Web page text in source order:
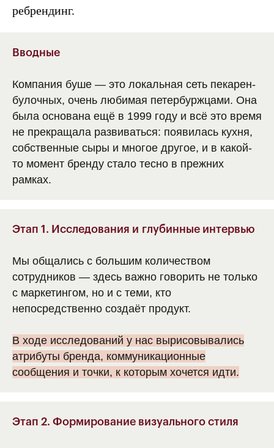
ребрендинг.
Вводные
Компания буше — это локальная сеть пекарен-
булочных, очень любимая петербуржцами. Она
была основана ещё в 1999 году и всё это время
не прекращала развиваться: появилась кухня,
собственные сыры и многое другое, и в какой-
то момент бренду стало тесно в прежних
рамках.
Этап 1. Исследования и глубинные интервью
Мы общались с большим количеством
сотрудников — здесь важно говорить не только
с маркетингом, но и с теми, кто
непосредственно создаёт продукт.
В ходе исследований у нас вырисовывались
атрибуты бренда, коммуникационные
сообщения и точки, к которым хочется идти.
Этап 2. Формирование визуального стиля